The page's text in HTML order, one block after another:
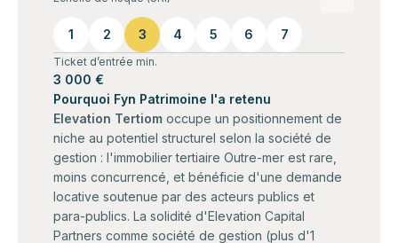
1 2 3 4 5 6 7
Ticket d’entrée min.
3 000 €
Pourquoi Fyn Patrimoine l'a retenu
Elevation Tertiom occupe un positionnement de
niche au potentiel structurel selon la société de
gestion : l'immobilier tertiaire Outre-mer est rare,
moins concurrencé, et bénéficie d'une demande
locative soutenue par des acteurs publics et
para-publics. La solidité d'Elevation Capital
Partners comme société de gestion (plus d'1